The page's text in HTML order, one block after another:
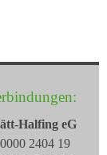
Halfing eG
2404 19